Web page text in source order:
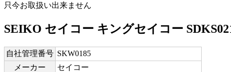
只今お取扱い出来ません
SEIKO セイコー キングセイコー
自社管理番号 SKW0185
メーカー
セイコー